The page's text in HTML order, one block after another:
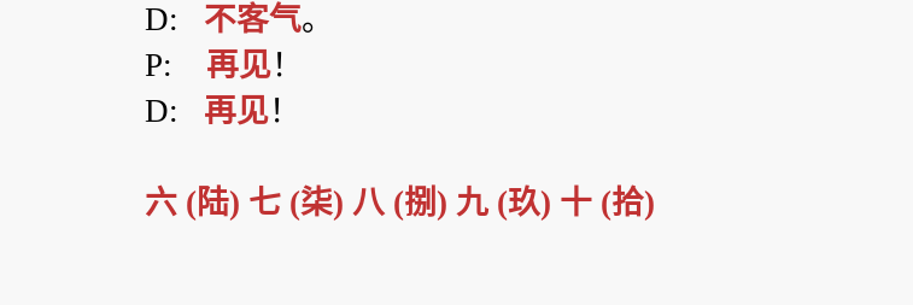
D: 不客气。
P: 再见！
D: 再见！
六 (陆) 七 (柒)八 (捌) 九 (玖) 十 (拾)